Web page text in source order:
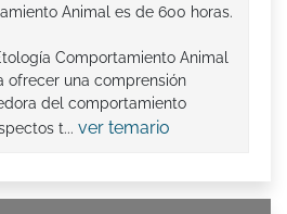
Animal es de 600 horas.
Comportamiento Animal
ofrecer una comprensión
del comportamiento
t... ver temario